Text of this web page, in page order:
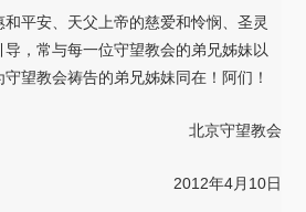
平安、天父上帝的慈爱和怜悯、圣灵
，常与每一位守望教会的弟兄姊妹以
望教会祷告的弟兄姊妹同在！阿们！
北京守望教会
2012年4月10日